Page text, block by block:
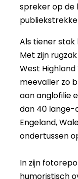
spreker op de
Als tiener stak
Met zijn
West Highland
meevaller zo
aan anglofilie
dan 40 lange-
Engeland,
ondertussen
In zijn
humoristisch